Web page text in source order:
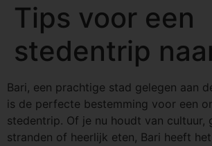
Tips voor een
stedentrip
Bari, een prachtige stad gelegen aan
is de perfecte bestemming voor een
stedentrip. Of je nu houdt van cultuur,
stranden of heerlijk eten, Bari heeft